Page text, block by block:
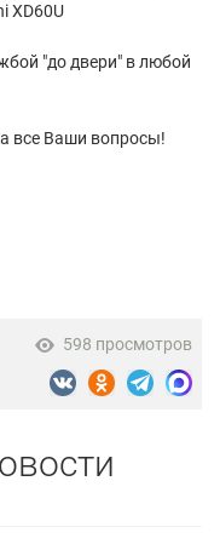
XD60U
"до двери" в любой
все Ваши вопросы!
598 просмотров